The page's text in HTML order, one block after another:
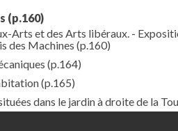
(p.160)
Arts et des Arts libéraux. -
des Machines (p.160)
(p.164)
(p.165)
dans le jardin à droite de la